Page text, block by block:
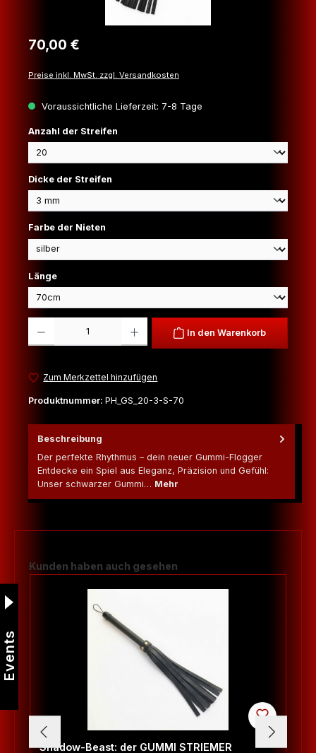
Regulärer Preis:
70,00 €
Preise inkl. MwSt. zzgl. Versandkosten
Voraussichtliche Lieferzeit: 7-8 Tage
Anzahl der Streifen
Dicke der Streifen
Farbe der Nieten
Längeauswählen
In den Warenkorb
Zum Merkzettel hinzufügen
Produktnummer: PH_GS_20-3-S-70
Beschreibung
Der perfekte Rhythmus – dein neuer Gummi-Flogger
Entdecke ein Spiel aus Eleganz, Präzision und Gefühl:
Unser schwarzer Gummi… Mehr
Produktgalerie überspringen
Kunden haben auch gesehen
Shadow-Beast: der GUMMI STRIEMER
Events